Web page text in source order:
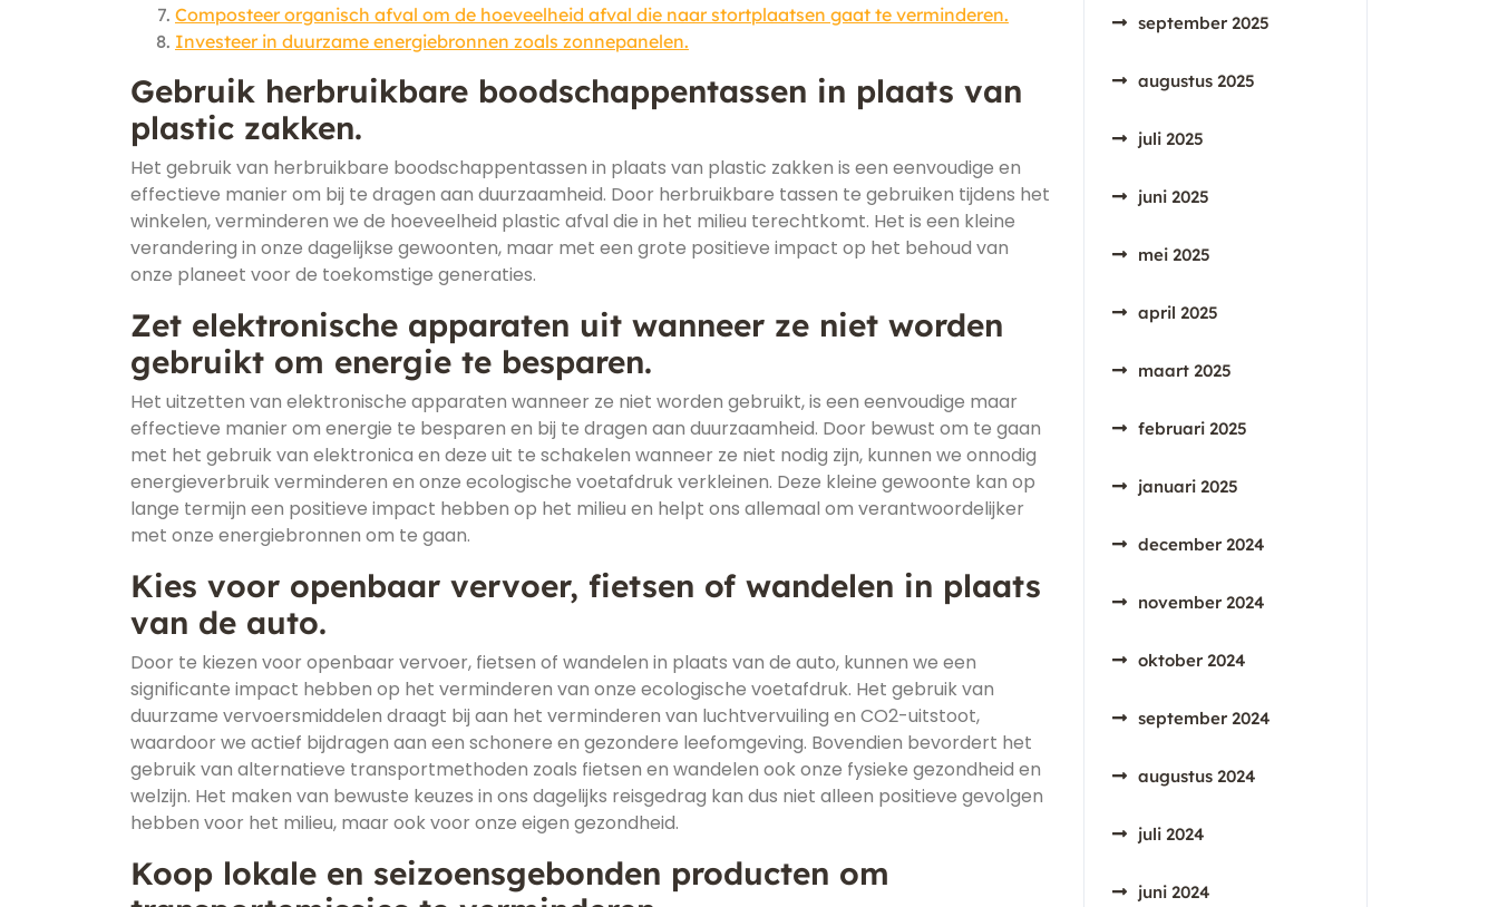
Composteer organisch afval om de hoeveelheid afval die naar stortplaatsen gaat te verminderen.
Investeer in duurzame energiebronnen zoals zonnepanelen.
Gebruik herbruikbare boodschappentassen in plaats van
plastic zakken.
Het gebruik van herbruikbare boodschappentassen in plaats van plastic zakken is een eenvoudige en
effectieve manier om bij te dragen aan duurzaamheid. Door herbruikbare tassen te gebruiken tijdens het
winkelen, verminderen we de hoeveelheid plastic afval die in het milieu terechtkomt. Het is een kleine
verandering in onze dagelijkse gewoonten, maar met een grote positieve impact op het behoud van
onze planeet voor de toekomstige generaties.
Zet elektronische apparaten uit wanneer ze niet worden
gebruikt om energie te besparen.
Het uitzetten van elektronische apparaten wanneer ze niet worden gebruikt, is een eenvoudige maar
effectieve manier om energie te besparen en bij te dragen aan duurzaamheid. Door bewust om te gaan
met het gebruik van elektronica en deze uit te schakelen wanneer ze niet nodig zijn, kunnen we onnodig
energieverbruik verminderen en onze ecologische voetafdruk verkleinen. Deze kleine gewoonte kan op
lange termijn een positieve impact hebben op het milieu en helpt ons allemaal om verantwoordelijker
met onze energiebronnen om te gaan.
Kies voor openbaar vervoer, fietsen of wandelen in plaats
van de auto.
Door te kiezen voor openbaar vervoer, fietsen of wandelen in plaats van de auto, kunnen we een
significante impact hebben op het verminderen van onze ecologische voetafdruk. Het gebruik van
duurzame vervoersmiddelen draagt bij aan het verminderen van luchtvervuiling en CO2-uitstoot,
waardoor we actief bijdragen aan een schonere en gezondere leefomgeving. Bovendien bevordert het
gebruik van alternatieve transportmethoden zoals fietsen en wandelen ook onze fysieke gezondheid en
welzijn. Het maken van bewuste keuzes in ons dagelijks reisgedrag kan dus niet alleen positieve gevolgen
hebben voor het milieu, maar ook voor onze eigen gezondheid.
Koop lokale en seizoensgebonden producten om
september 2025
augustus 2025
juli 2025
juni 2025
mei 2025
april 2025
maart 2025
februari 2025
januari 2025
december 2024
november 2024
oktober 2024
september 2024
augustus 2024
juli 2024
juni 2024